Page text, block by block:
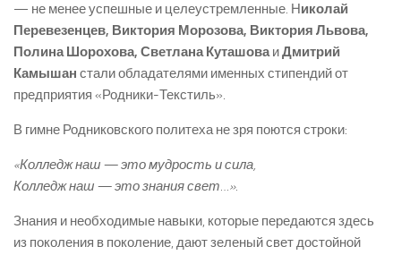
— не менее успешные и целеустремленные. Николай
Перевезенцев, Виктория Морозова, Виктория Львова,
Полина Шорохова, Светлана КуташоваиДмитрий
Камышан стали обладателями именных стипендий от
предприятия «Родники-Текстиль».
В гимне Родниковского политеха не зря поются строки:
«Колледж наш — это мудрость и сила,
Колледж наш — это знания свет…».
Знания и необходимые навыки, которые передаются здесь
из поколения в поколение, дают зеленый свет достойной